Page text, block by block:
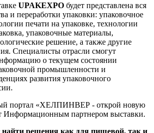
UPAKEXPO будет представлена вся
и переработки упаковки: упаковочное
печати на упаковке, технологии
упаковочные материалы,
решение, а также другие
Специалисты отрасли смогут
о текущем состоянии
промышленности и
развития упаковочного
портал «ХЕЛПИНВЕР - открой новую
Информационным партнером выставки.
найти решения как для пищевой, так и